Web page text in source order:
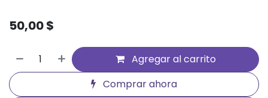
50,00$
Agregar al carrito
Comprar ahora